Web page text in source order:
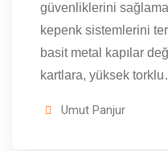
güvenliklerini
kepenk sistemlerini
basit metal kapılar
kartlara, yüksek
Umut Panjur